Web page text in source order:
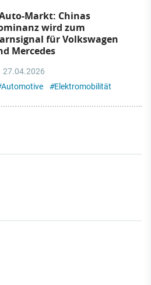
Markt: Chinas
wird zum
für Volkswagen
Mercedes
27.04.2026
Automotive #Elektromobilität